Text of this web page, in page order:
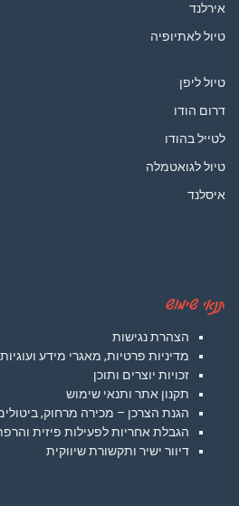
אירלנד
טיול לאתיופיה
טיול ליפן
דרום הודו
לטייל בהודו
טיול לגואטמלה
איסלנד
תנאי שימוש
הצהרת נגישות
מדיניות פרטיות, מאגרי מידע ועוגיות
זכויות יוצרים ותוכן
תקנון אתר ותנאי שימוש
הגנת הצרכן – מכירה מרחוק,
הגבלת אחריות לפעילות פיזית
דיוור ישיר ותקשורת שיווקית